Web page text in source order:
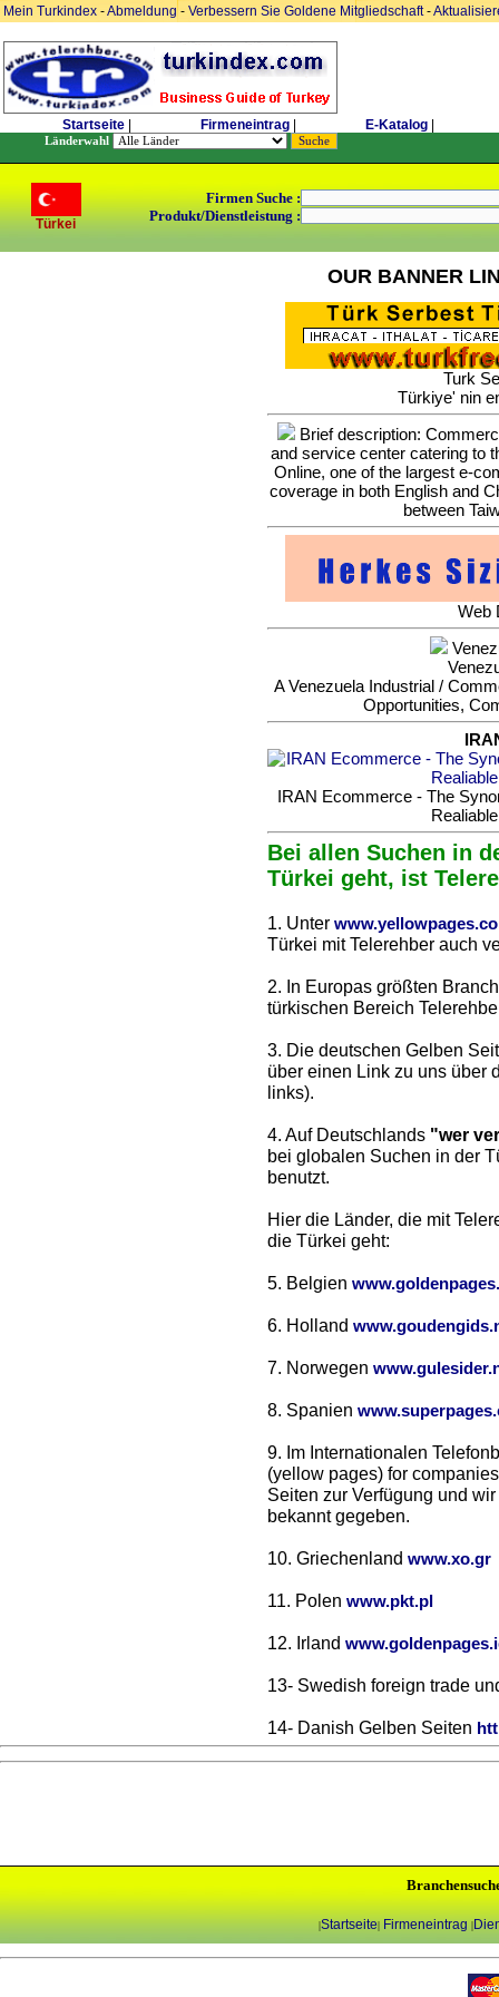
Mein Turkindex -Abmeldung- Verbessern Sie Goldene Mitgliedschaft-
Startseite Firmeneintrag E-Katalog
Länderwahl
Türkei
Firmen Suche :
Produkt/Dienstleistung :
OUR BANNER
Turk
Türkiye' nin
Brief description:
and service center catering to
Online, one of the largest e-
coverage in both English and
between
Web
A Venezuela Industrial /
Opportunities,
IRAN Ecommerce - The
Bei allen Suchen in
Türkei geht, ist
1. Unter
Türkei mit Telerehber auch
2. In Europas größten
türkischen Bereich
3. Die deutschen Gelben
über einen Link zu uns über
links).
4. Auf Deutschlands "wer
bei globalen Suchen in der
benutzt.
Hier die Länder, die mit
die Türkei geht:
5. Belgien
6. Holland
7. Norwegen
8. Spanien
9. Im Internationalen
(yellow pages) for
Seiten zur Verfügung und
bekannt gegeben.
10. Griechenland www.xo.gr
11. Polen www.pkt.pl
12. Irland
13- Swedish foreign trade
14- Danish Gelben Seiten
|Startseite| Firmeneintrag |